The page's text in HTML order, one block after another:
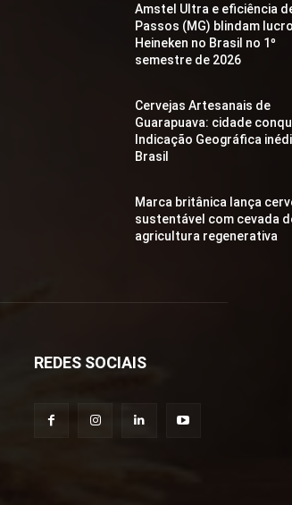
Amstel Ultra e eficiência
Passos (MG) blindam
Heineken no Brasil no 1º
semestre de 2026
Cervejas Artesanais de
Guarapuava: cidade
Indicação Geográfica
Brasil
Marca britânica lança
sustentável com cevada
agricultura regenerativa
REDES SOCIAIS